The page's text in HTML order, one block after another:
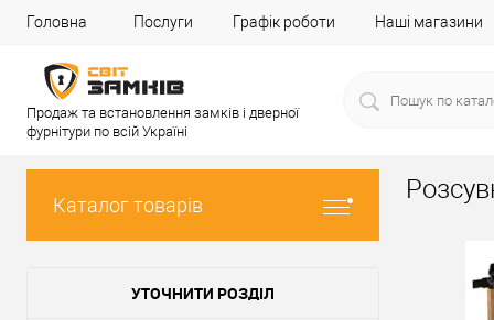
Головна Послуги Графік роботи Наші магазини
Продаж та встановлення замків і дверної
фурнітури по всій Україні
Каталог товарів
УТОЧНИТИ РОЗДІЛ